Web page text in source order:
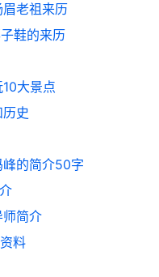
老祖来历
鞋的来历
大景点
史
的简介50字
简介
料